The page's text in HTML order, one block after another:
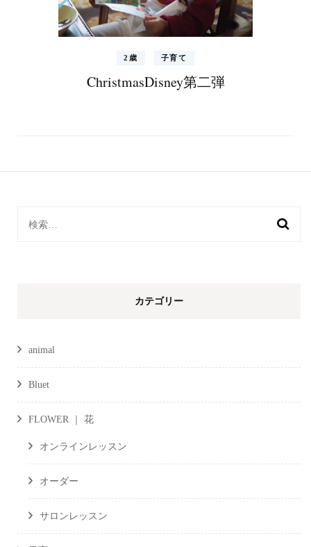
2歳 子育て
ChristmasDisney第二弾
検
カテゴリー
animal
Bluet
FLOWER ｜ 花
オンラインレッスン
オーダー
サロンレッスン